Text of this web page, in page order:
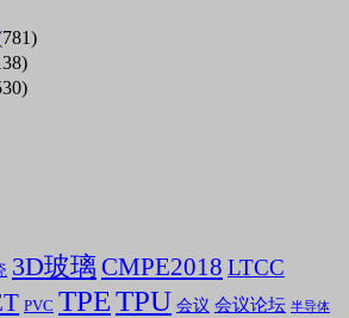
3D玻璃 CMPE2018 LTCC
PVC TPETPU 会议 会议论坛 半导体